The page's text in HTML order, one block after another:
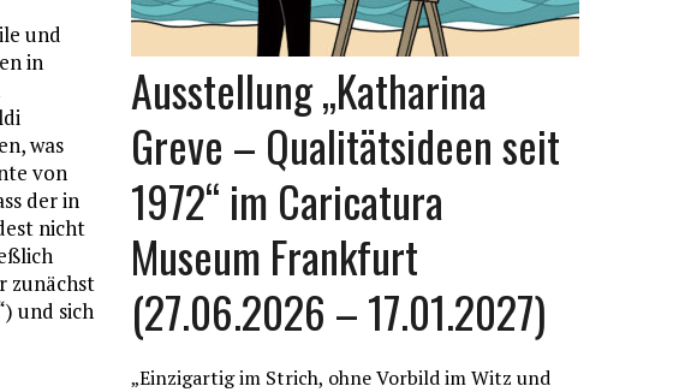
und
in
was
von
der in
nicht
zunächst
und sich
Ausstellung „Katharina
Greve – Qualitätsideen seit
1972“ im Caricatura
Museum Frankfurt
(27.06.2026 – 17.01.2027)
„Einzigartig im Strich, ohne Vorbild im Witz und